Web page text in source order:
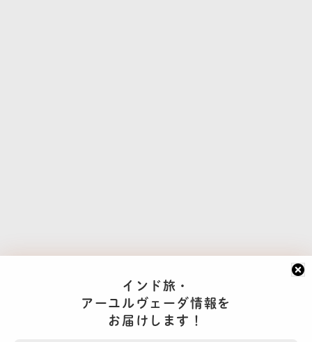
インド旅・
アーユルヴェーダ情報を
お届けします！